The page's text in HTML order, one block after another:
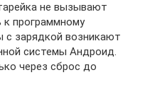
не вызывают
к программному
зарядкой возникают
системы Андроид.
через сброс до